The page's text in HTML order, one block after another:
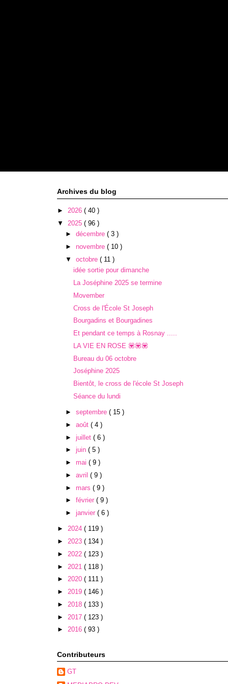
Archives du blog
► 2026 ( 40 )
▼ 2025 ( 96 )
► décembre ( 3 )
► novembre ( 10 )
▼ octobre ( 11 )
idée sortie pour dimanche
La Joséphine 2025 se termine
Movember
Cross de l'École St Joseph
Bourgadins et Bourgadines
Et pendant ce temps à Rosnay .....
LA VIE EN ROSE 💟💟💟
Bureau du 06 octobre
Joséphine 2025
Bientôt, le cross de l'école St Joseph
Séance du lundi
► septembre ( 15 )
► août ( 4 )
► juillet ( 6 )
► juin ( 5 )
► mai ( 9 )
► avril ( 9 )
► mars ( 9 )
► février ( 9 )
► janvier ( 6 )
► 2024 ( 119 )
► 2023 ( 134 )
► 2022 ( 123 )
► 2021 ( 118 )
► 2020 ( 111 )
► 2019 ( 146 )
► 2018 ( 133 )
► 2017 ( 123 )
► 2016 ( 93 )
Contributeurs
GT